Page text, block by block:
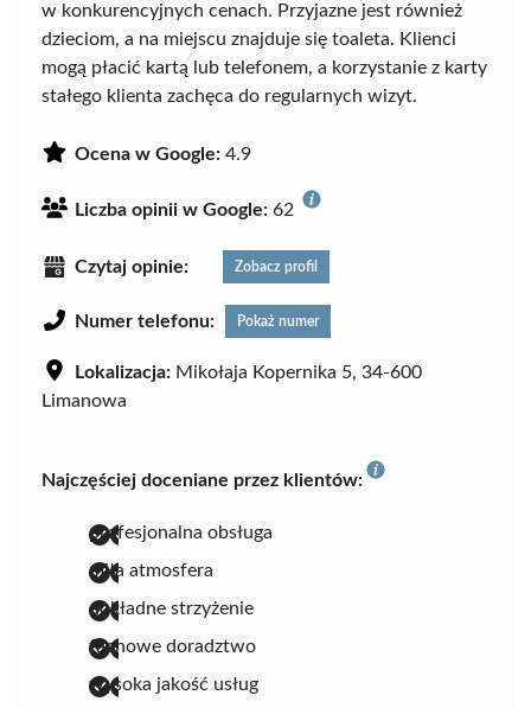
w konkurencyjnych cenach. Przyjazne jest również
dzieciom, a na miejscu znajduje się toaleta. Klienci
mogą płacić kartą lub telefonem, a korzystanie z karty
stałego klienta zachęca do regularnych wizyt.
Ocena w Google: 4.9
Liczba opinii w Google: 62
Czytaj opinie: Zobacz profil
Numer telefonu: Pokaż numer
Lokalizacja: Mikołaja Kopernika 5, 34-600
Limanowa
Najczęściej doceniane przez klientów:
profesjonalna obsługa
miła atmosfera
dokładne strzyżenie
fachowe doradztwo
wysoka jakość usług